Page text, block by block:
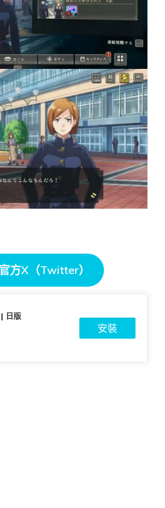
官方X（Twitter）
日版
安裝